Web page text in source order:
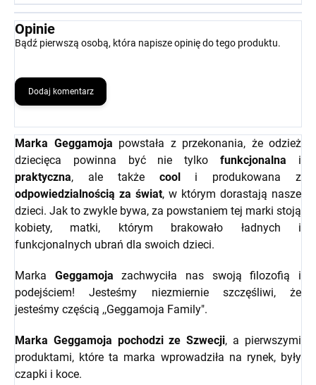
Opinie
Bądź pierwszą osobą, która napisze opinię do tego produktu.
Dodaj komentarz
Marka Geggamoja powstała z przekonania, że odzież
dziecięca powinna być nie tylkofunkcjonalna i
praktyczna, ale także cool
i produkowana z
odpowiedzialnością za świat, w którym dorastają nasze
dzieci. Jak to zwykle bywa, za powstaniem tej marki stoją
kobiety, matki, którym brakowało ładnych i
funkcjonalnych ubrań dla swoich dzieci.
Marka Geggamoja zachwyciła nas swoją filozofią i
podejściem! Jesteśmy niezmiernie szczęśliwi, że
jesteśmy częścią ,,Geggamoja Family".
Marka Geggamoja pochodzi ze Szwecji, a pierwszymi
produktami, które ta marka wprowadziła na rynek, były
czapki i koce.